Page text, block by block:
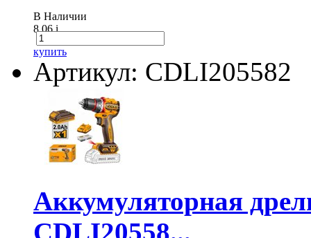
В Наличии
8.06i
купить
Артикул: CDLI205582
Аккумуляторная